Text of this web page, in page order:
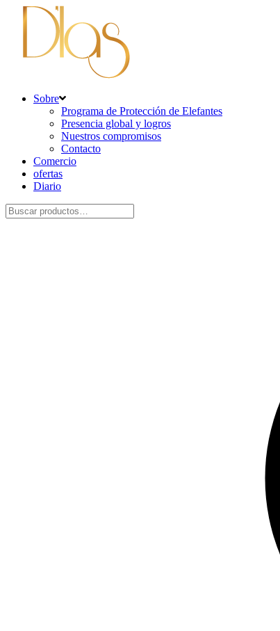
Sobre
Programa de Protección de Elefantes
Presencia global y logros
Nuestros compromisos
Contacto
Comercio
ofertas
Diario
Buscar
por: